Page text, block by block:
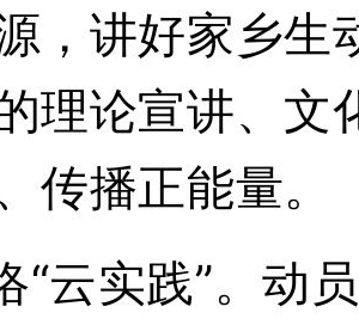
，讲好家乡生
理论宣讲、文
传播正能量。
“云实践”。动